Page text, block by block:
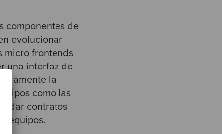
componentes de
evolucionar
micro frontends
una interfaz de
la
como las
contratos
equipos.